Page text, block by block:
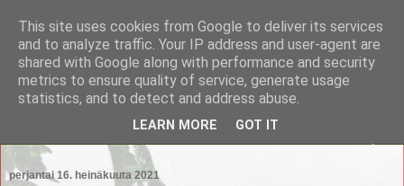
Saimaan Metsänomistajat
Saimaan Metsänomistajat
perjantai 16. heinäkuuta 2021
This site uses cookies from Google to deliver its services
and to analyze traffic. Your IP address and user-agent are
shared with Google along with performance and security
metrics to ensure quality of service, generate usage
statistics, and to detect and address abuse.
LEARN MORE GOT IT